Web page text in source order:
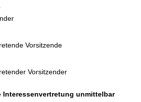
Vorsitzende
Vorsitzender
Interessenvertretung unmittelbar